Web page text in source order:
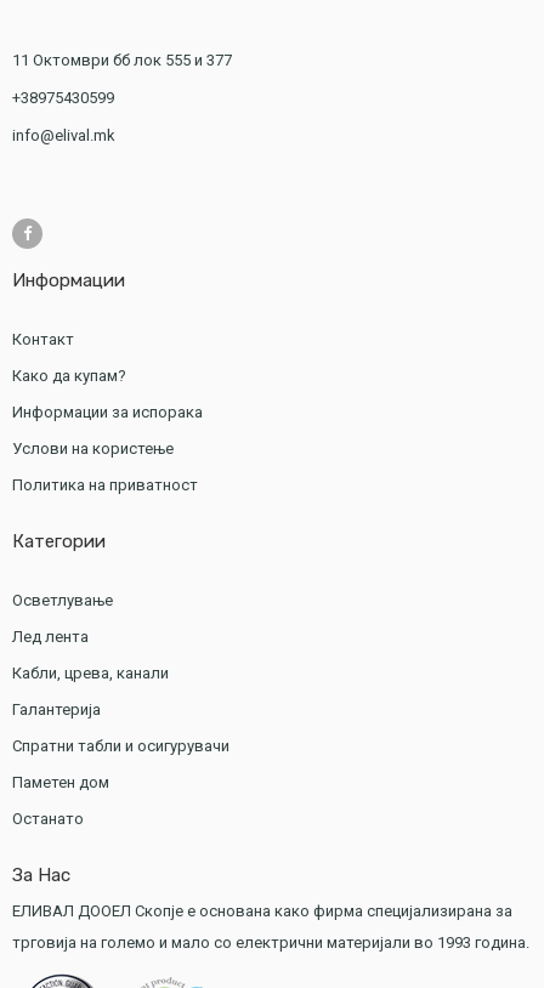
11 Октомври бб лок 555 и 377
+38975430599
info@elival.mk
Информации
Контакт
Како да купам?
Информации за испорака
Услови на користење
Политика на приватност
Категории
Осветлување
Лед лента
Кабли, црева, канали
Галантерија
Спратни табли и осигурувачи
Паметен дом
Останато
За Нас
ЕЛИВАЛ ДООЕЛ Скопје е основана како фирма специјализирана за
трговија на големо и мало со електрични материјали во 1993 година.